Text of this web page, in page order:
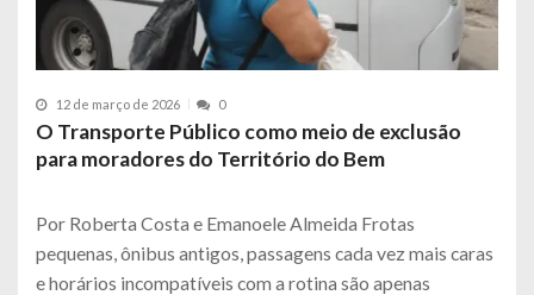
12 de março de 2026 0
O Transporte Público como meio de exclusão
para moradores do Território do Bem
Por Roberta Costa e Emanoele Almeida Frotas
pequenas, ônibus antigos, passagens cada vez mais caras
e horários incompatíveis com a rotina são apenas